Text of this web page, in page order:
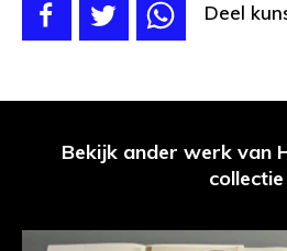
Deel
Bekijk ander werk van
collectie